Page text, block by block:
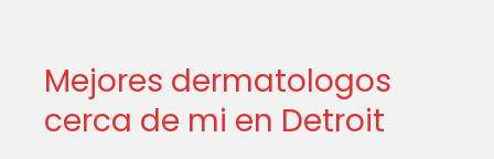
Mejores dermatologos
cerca de mi en Detroit